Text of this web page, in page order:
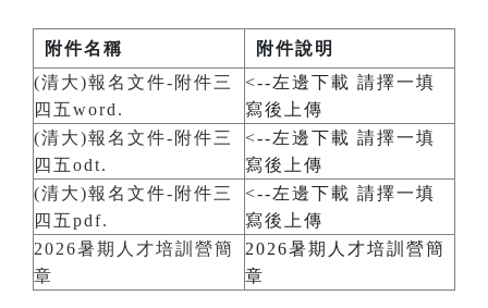
附件名稱
附件說明
(清大)報名文件-附件三
四五word.
<--左邊下載 請擇一填
寫後上傳
(清大)報名文件-附件三
四五odt.
<--左邊下載 請擇一填
寫後上傳
(清大)報名文件-附件三
四五pdf.
<--左邊下載 請擇一填
寫後上傳
2026暑期人才培訓營簡
章
2026暑期人才培訓營簡
章